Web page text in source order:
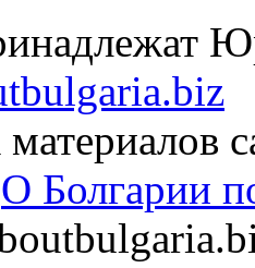
О Болгарии